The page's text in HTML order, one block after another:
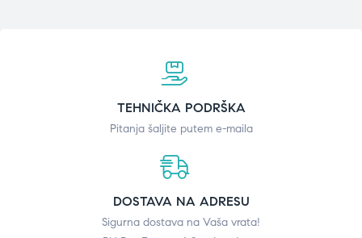
TEHNIČKA PODRŠKA
Pitanja šaljite putem e-maila
DOSTAVA NA ADRESU
Sigurna dostava na Vaša vrata!